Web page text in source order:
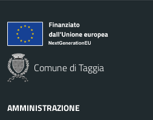
Comune di Taggia
AMMINISTRAZIONE